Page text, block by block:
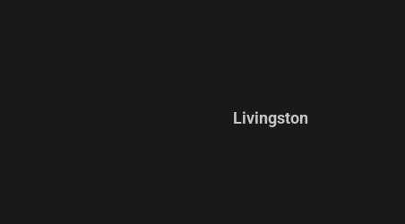
Livingston